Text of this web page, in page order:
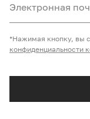
Электронная
*Нажимая кнопку, вы
конфиденциальности